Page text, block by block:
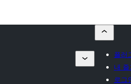
플러
내 즐
로그